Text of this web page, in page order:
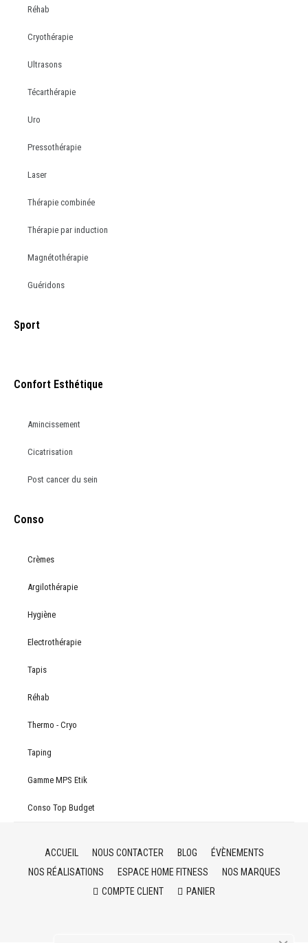
Réhab
Cryothérapie
Ultrasons
Técarthérapie
Uro
Pressothérapie
Laser
Thérapie combinée
Thérapie par induction
Magnétothérapie
Guéridons
Sport
Confort Esthétique
Amincissement
Cicatrisation
Post cancer du sein
Conso
Crèmes
Argilothérapie
Hygiène
Electrothérapie
Tapis
Réhab
Thermo - Cryo
Taping
Gamme MPS Etik
Conso Top Budget
ACCUEIL NOUS CONTACTER BLOG
ÉVÈNEMENTS
NOS RÉALISATIONS
ESPACE HOME FITNESS
NOS MARQUES
COMPTE CLIENT
PANIER